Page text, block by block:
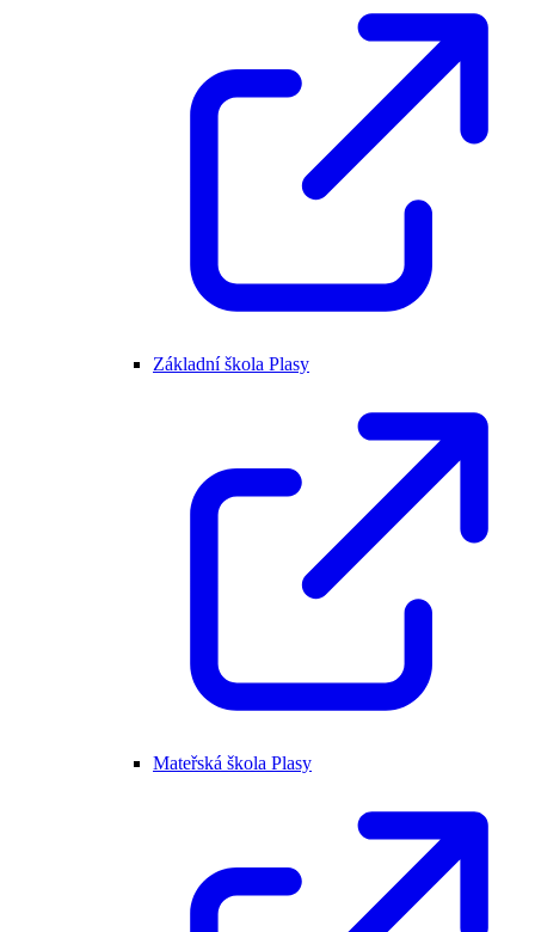
Základní škola Plasy
Mateřská škola Plasy